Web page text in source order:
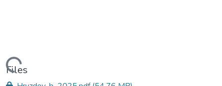
Loading...
Files